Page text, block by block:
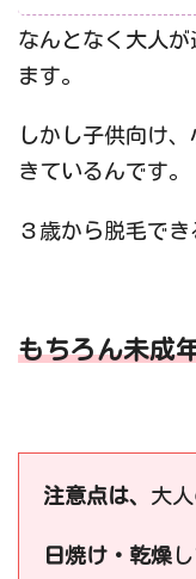
なんとなく大人
ます。
しかし子供向け
きているんです。
３歳から脱毛でき
もちろん未成
注意点は、 大
日焼け・乾燥